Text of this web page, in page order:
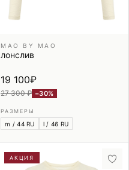
MAO BY MAO
лонслив
19 100₽
27 300 ₽ −30%
РАЗМЕРЫ
m / 44 RU l / 46 RU
АКЦИЯ